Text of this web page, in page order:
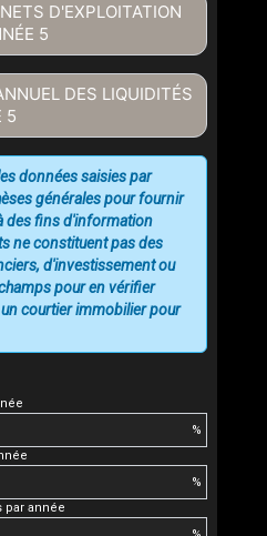
D'EXPLOITATION
5
DES LIQUIDITÉS
5
%
%
par année
données saisies par
générales pour fournir
des fins d'information
ne constituent pas des
d'investissement ou
pour en vérifier
courtier immobilier pour